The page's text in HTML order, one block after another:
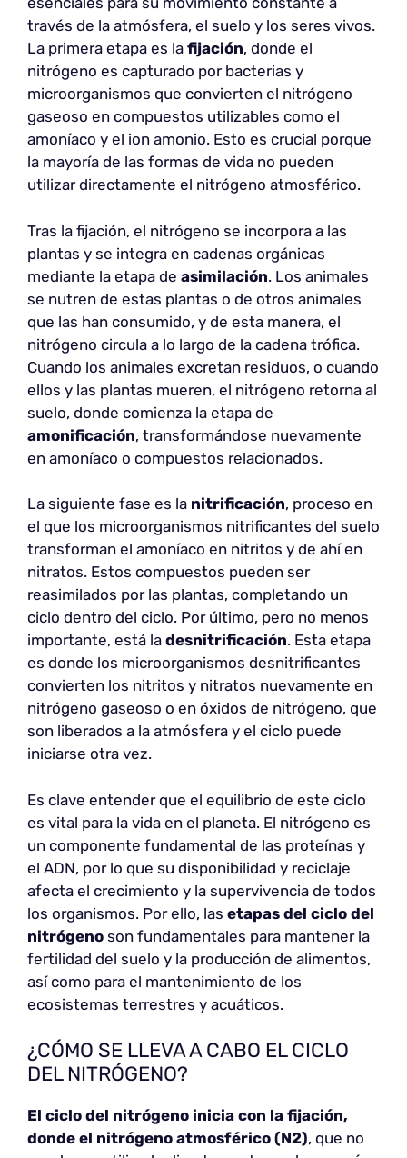
través de la atmósfera, el suelo y los seres vivos.
La primera etapa es la fijación, donde el
nitrógeno es capturado por bacterias y
microorganismos que convierten el nitrógeno
gaseoso en compuestos utilizables como el
amoníaco y el ion amonio. Esto es crucial porque
la mayoría de las formas de vida no pueden
utilizar directamente el nitrógeno atmosférico.
Tras la fijación, el nitrógeno se incorpora a las
plantas y se integra en cadenas orgánicas
mediante la etapa de asimilación. Los animales
se nutren de estas plantas o de otros animales
que las han consumido, y de esta manera, el
nitrógeno circula a lo largo de la cadena trófica.
Cuando los animales excretan residuos, o cuando
ellos y las plantas mueren, el nitrógeno retorna al
suelo, donde comienza la etapa de
amonificación, transformándose nuevamente
en amoníaco o compuestos relacionados.
La siguiente fase es la nitrificación, proceso en
el que los microorganismos nitrificantes del suelo
transforman el amoníaco en nitritos y de ahí en
nitratos. Estos compuestos pueden ser
reasimilados por las plantas, completando un
ciclo dentro del ciclo. Por último, pero no menos
importante, está la desnitrificación. Esta etapa
es donde los microorganismos desnitrificantes
convierten los nitritos y nitratos nuevamente en
nitrógeno gaseoso o en óxidos de nitrógeno, que
son liberados a la atmósfera y el ciclo puede
iniciarse otra vez.
Es clave entender que el equilibrio de este ciclo
es vital para la vida en el planeta. El nitrógeno es
un componente fundamental de las proteínas y
el ADN, por lo que su disponibilidad y reciclaje
afecta el crecimiento y la supervivencia de todos
los organismos. Por ello, las etapas del ciclo del
nitrógeno son fundamentales para mantener la
fertilidad del suelo y la producción de alimentos,
así como para el mantenimiento de los
ecosistemas terrestres y acuáticos.
¿CÓMO SE LLEVA A CABO EL CICLO
DEL NITRÓGENO?
El ciclo del nitrógeno inicia con la fijación,
donde el nitrógeno atmosférico (N2), que no